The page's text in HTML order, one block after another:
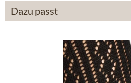
Dazu passt